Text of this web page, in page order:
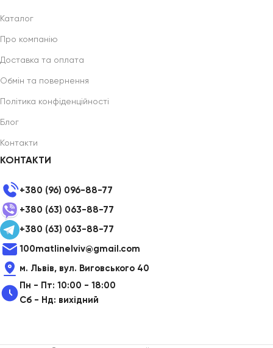
Каталог
Про компанію
Доставка та оплата
Обмін та повернення
Політика конфіденційності
Блог
Контакти
КОНТАКТИ
+380 (96) 096-88-77
+380 (63) 063-88-77
+380 (63) 063-88-77
100matlinelviv@gmail.com
м. Львів, вул. Виговського 40
Пн - Пт: 10:00 - 18:00
Сб - Нд: вихідний